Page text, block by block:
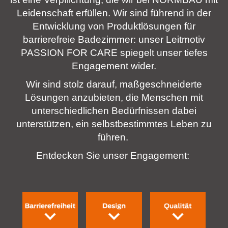
Leidenschaft erfüllen. Wir sind führend in der
Entwicklung von Produktlösungen für
barrierefreie Badezimmer: unser Leitmotiv
PASSION FOR CARE spiegelt unser tiefes
Engagement wider.
Wir sind stolz darauf, maßgeschneiderte
Lösungen anzubieten, die Menschen mit
unterschiedlichen Bedürfnissen dabei
unterstützen, ein selbstbestimmtes Leben zu
führen.
Entdecken Sie unser Engagement: